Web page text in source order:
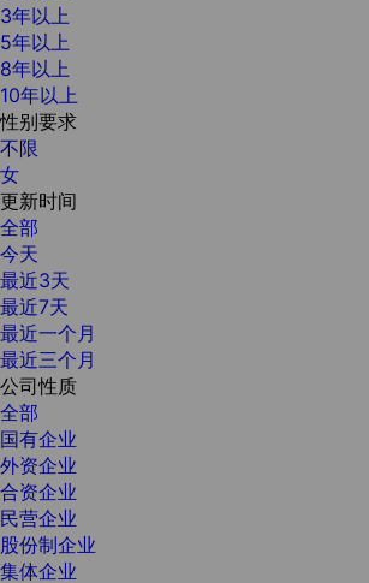
3年以上
5年以上
8年以上
10年以上
性别要求
不限
女
更新时间
全部
今天
最近3天
最近7天
最近一个月
最近三个月
公司性质
全部
国有企业
外资企业
合资企业
民营企业
股份制企业
集体企业